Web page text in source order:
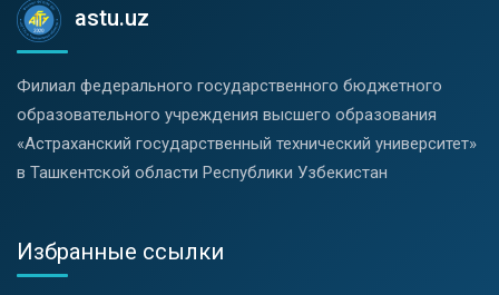
astu.uz
Филиал федерального государственного бюджетного
образовательного учреждения высшего образования
«Астраханский государственный технический университет»
в Ташкентской области Республики Узбекистан
Избранные ссылки